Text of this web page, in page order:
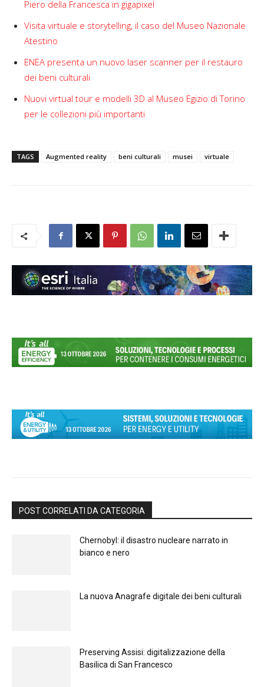
Piero della Francesca in gigapixel
Visita virtuale e storytelling, il caso del Museo Nazionale
Atestino
ENEA presenta un nuovo laser scanner per il restauro
dei beni culturali
Nuovi virtual tour e modelli 3D al Museo Egizio di Torino
per le collezioni più importanti
TAGS Augmented reality beni culturali musei virtuale
POST CORRELATI DA CATEGORIA
Chernobyl: il disastro nucleare narrato in
bianco e nero
La nuova Anagrafe digitale dei beni culturali
Preserving Assisi: digitalizzazione della
Basilica di San Francesco